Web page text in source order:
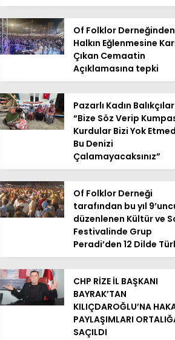
Of Folklor Derneğinden
Halkın Eğlenmesine
Çıkan Cemaatin
Açıklamasına tepki
Pazarlı Kadın Balıkçılar
“Bize Söz Verip
Kurdular Bizi Yok
Bu Denizi
Çalamayacaksınız”
Of Folklor Derneği
tarafından bu yıl
düzenlenen Kültür ve
Festivalinde Grup
Peradi’den 12 Dilde
CHP RİZE İL BAŞKANI
BAYRAK’TAN
KILIÇDAROĞLU’NA
PAYLAŞIMLARI
SAÇILDI